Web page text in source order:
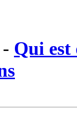
- Qui est